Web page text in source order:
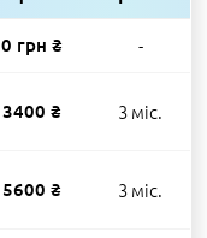
0 грн ₴ -
3400 ₴ 3 міс.
5600 ₴ 3 міс.